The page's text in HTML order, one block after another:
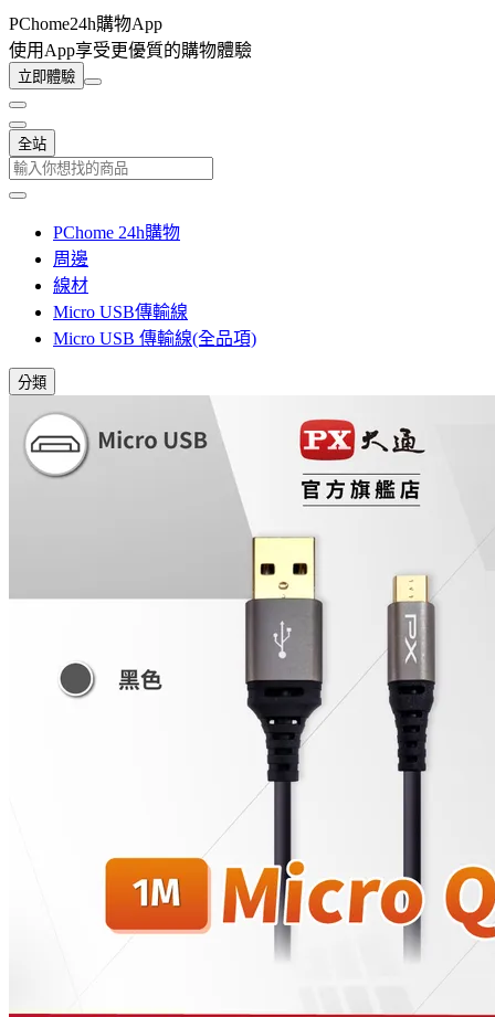
PChome24h購物App
使用App享受更優質的購物體驗
立即體驗
全站
PChome 24h購物
周邊
線材
Micro USB傳輸線
Micro USB 傳輸線(全品項)
分類